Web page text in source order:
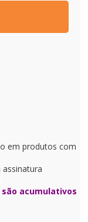
em produtos com
assinatura
acumulativos